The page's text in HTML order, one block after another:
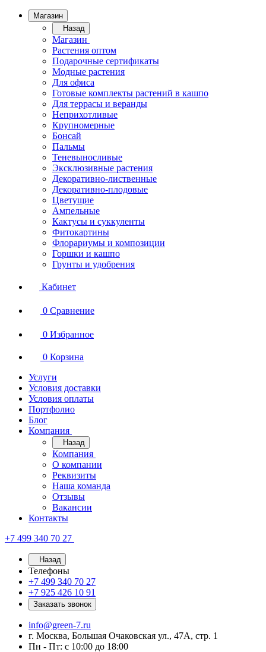
Магазин
Назад
Магазин
Растения оптом
Подарочные сертификаты
Модные растения
Для офиса
Готовые комплекты растений в кашпо
Для террасы и веранды
Неприхотливые
Крупномерные
Бонсай
Пальмы
Теневыносливые
Эксклюзивные растения
Декоративно-лиственные
Декоративно-плодовые
Цветущие
Ампельные
Кактусы и суккуленты
Фитокартины
Флорариумы и композиции
Горшки и кашпо
Грунты и удобрения
Кабинет
0 Сравнение
0 Избранное
0 Корзина
Услуги
Условия доставки
Условия оплаты
Портфолио
Блог
Компания
Назад
Компания
О компании
Реквизиты
Наша команда
Отзывы
Вакансии
Контакты
+7 499 340 70 27
Назад
Телефоны
+7 499 340 70 27
+7 925 426 10 91
Заказать звонок
info@green-7.ru
г. Москва, Большая Очаковская ул., 47А, стр. 1
Пн - Пт: с 10:00 до 18:00